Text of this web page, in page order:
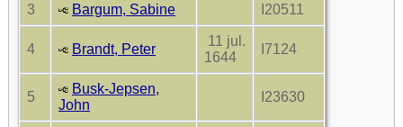
3 Bargum, Sabine I20511
4 Brandt, Peter
11 jul.
1644
I7124
5
Busk-Jepsen,
John
I23630